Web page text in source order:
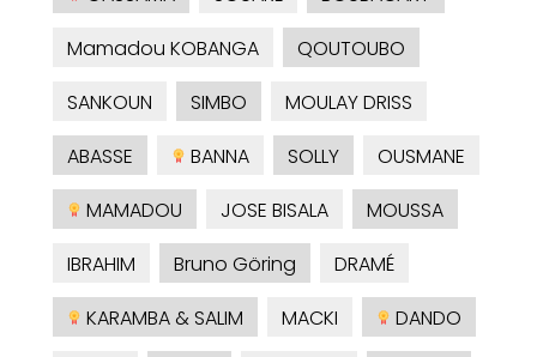
Mamadou KOBANGA
QOUTOUBO
SANKOUN
SIMBO
MOULAY DRISS
ABASSE
BANNA SOLLY
OUSMANE
MAMADOU
JOSE BISALA
MOUSSA
IBRAHIM
Bruno Göring
DRAMÉ
KARAMBA & SALIM
MACKI
DANDO